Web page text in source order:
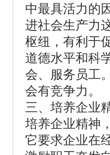
中最具活力的
进社会生产力
枢纽，有利于
道德水平和科
会、服务员工
会有竞争力。
三、培养企业
培养企业精神
它要求企业在